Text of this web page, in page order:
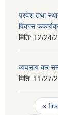
प्रदेश तथा
विकास
मिति: 12/24/
व्यवसाय कर
मिति: 11/27/
«